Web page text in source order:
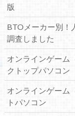
版
BTOメーカー別！
調査しました
オンラインゲーム
クトップパソコン
オンラインゲーム
トパソコン